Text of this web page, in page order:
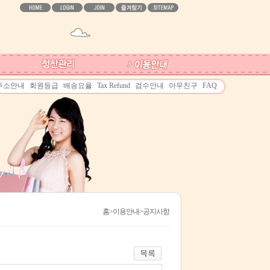
소안내 회원등급 배송요율 Tax Refund 검수안내 아무친구 FAQ
홈>이용안내>공지사항